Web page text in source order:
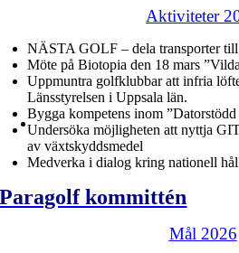
Aktiviteter
NÄSTA GOLF – dela transporter
Möte på Biotopia den 18 mars
Uppmuntra golfklubbar att infria
Länsstyrelsen i Uppsala län.
Bygga kompetens inom
Undersöka möjligheten att nyttja
av växtskyddsmedel
Medverka i dialog kring nationell
Paragolf kommittén
Mål 2026